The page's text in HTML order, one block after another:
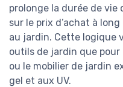
prolonge la durée de vie
sur le prix d’achat à
au jardin. Cette logique
outils de jardin que
ou le mobilier de jardin
gel et aux UV.